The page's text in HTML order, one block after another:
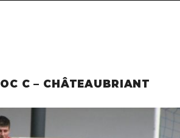
C – CHÂTEAUBRIANT